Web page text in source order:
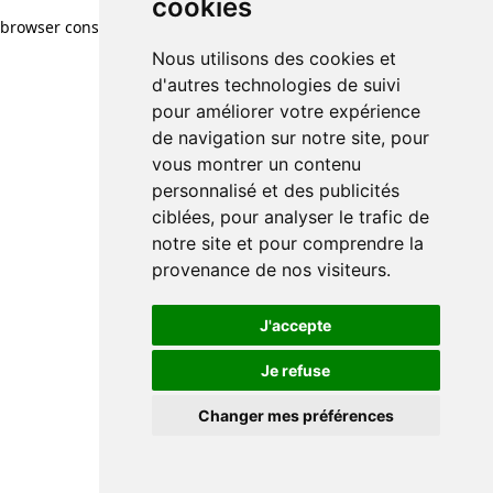
cookies
Nous utilisons des cookies et
d'autres technologies de suivi
pour améliorer votre expérience
de navigation sur notre site, pour
vous montrer un contenu
personnalisé et des publicités
ciblées, pour analyser le trafic de
notre site et pour comprendre la
provenance de nos visiteurs.
J'accepte
Je refuse
Changer mes préférences
browser console for more information)